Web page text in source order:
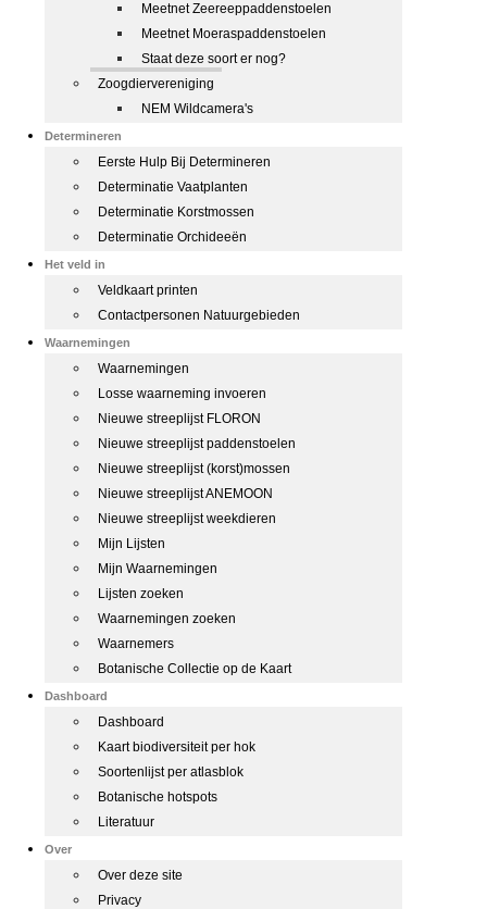
Meetnet Zeereeppaddenstoelen
Meetnet Moeraspaddenstoelen
Staat deze soort er nog?
Zoogdiervereniging
NEM Wildcamera's
Determineren
Eerste Hulp Bij Determineren
Determinatie Vaatplanten
Determinatie Korstmossen
Determinatie Orchideeën
Het veld in
Veldkaart printen
Contactpersonen Natuurgebieden
Waarnemingen
Waarnemingen
Losse waarneming invoeren
Nieuwe streeplijst FLORON
Nieuwe streeplijst paddenstoelen
Nieuwe streeplijst (korst)mossen
Nieuwe streeplijst ANEMOON
Nieuwe streeplijst weekdieren
Mijn Lijsten
Mijn Waarnemingen
Lijsten zoeken
Waarnemingen zoeken
Waarnemers
Botanische Collectie op de Kaart
Dashboard
Dashboard
Kaart biodiversiteit per hok
Soortenlijst per atlasblok
Botanische hotspots
Literatuur
Over
Over deze site
Privacy